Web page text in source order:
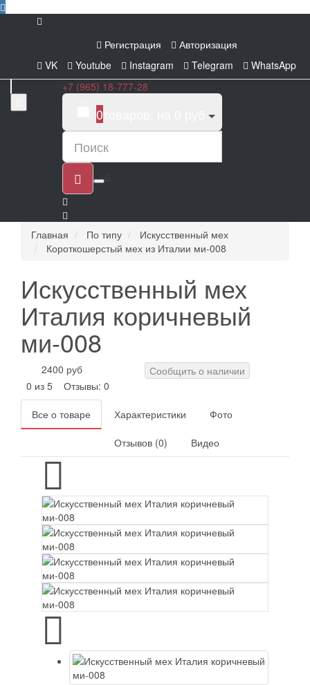
Регистрация
Авторизация
VK
Youtube Instagram Telegram
WhatsApp
+7 (965) 18-777-28
0
Главная По типу
Искусственный мех
Короткошерстый мех из Италии ми-008
Искусственный мех
Италия коричневый
ми-008
2400 руб
Сообщить о наличии
0 из 5
Отзывы: 0
Все о товаре Характеристики Фото
Отзывов (0) Видео